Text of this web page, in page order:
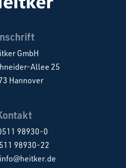
GmbH
Allee 25
Hannover
98930-0
98930-22
info@heitker.de